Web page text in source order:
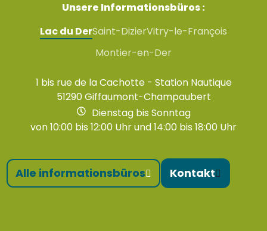
Unsere Informationsbüros :
Lac du DerSaint-DizierVitry-le-François
Montier-en-Der
1 bis rue de la Cachotte - Station Nautique
51290 Giffaumont-Champaubert
Dienstag bis Sonntag
von 10:00 bis 12:00 Uhr und 14:00 bis 18:00 Uhr
Alle informationsbüros Kontakt